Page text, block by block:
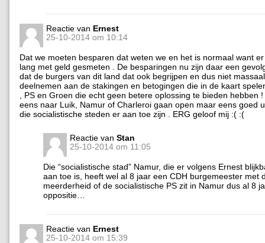
Reactie van Ernest
25-10-2014 om 10:14
Dat we moeten besparen dat weten we en het is normaal want
lang met geld gesmeten . De besparingen nu zijn daar een
dat de burgers van dit land dat ook begrijpen en dus niet
deelnemen aan de stakingen en betogingen die in de kaart
, PS en Groen die echt geen betere oplossing te bieden hebben
eens naar Luik, Namur of Charleroi gaan open maar eens goed
die socialistische steden er aan toe zijn . ERG geloof mij :( :(
Reactie van Stan
25-10-2014 om 11:05
Die “socialistische stad” Namur, die er volgens Ernest
aan toe is, heeft wel al 8 jaar een CDH burgemeester met
meerderheid of de socialistische PS zit in Namur dus al 8
oppositie…
Reactie van Ernest
25-10-2014 om 15:39